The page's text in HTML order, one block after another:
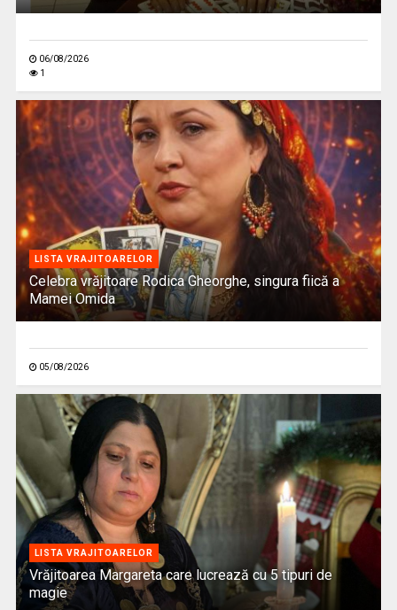
06/08/2026
1
LISTA VRAJITOARELOR
Celebra vrăjitoare Rodica Gheorghe, singura fiică a
Mamei Omida
05/08/2026
LISTA VRAJITOARELOR
Vrăjitoarea Margareta care lucrează cu 5 tipuri de
magie